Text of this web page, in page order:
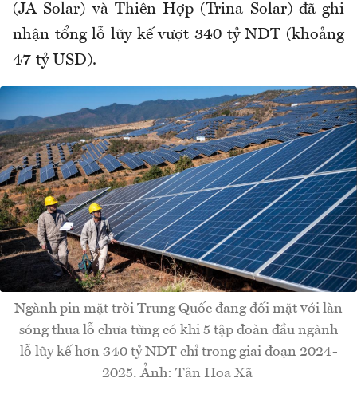
(JA Solar) và Thiên Hợp (Trina Solar) đã ghi
nhận tổng lỗ lũy kế vượt 340 tỷ NDT (khoảng
47 tỷ USD).
Ngành pin mặt trời Trung Quốc đang đối mặt với làn
sóng thua lỗ chưa từng có khi 5 tập đoàn đầu ngành
lỗ lũy kế hơn 340 tỷ NDT chỉ trong giai đoạn 2024-
2025. Ảnh: Tân Hoa Xã